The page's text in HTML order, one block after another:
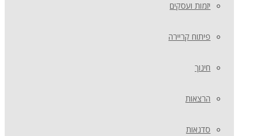
יזמות ועסקים
פיתוח קריירה
חינוך
הרצאות
סדנאות